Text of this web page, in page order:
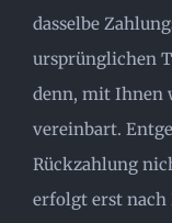
dasselbe
ursprünglichen
denn, mit Ihnen
vereinbart.
Rückzahlung
erfolgt erst nach